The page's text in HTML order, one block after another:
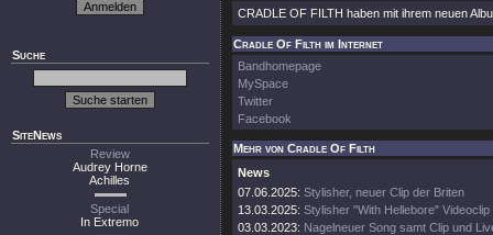
Suche
SiteNews
Review
Audrey Horne
Achilles
Special
In Extremo
CRADLE OF FILTH haben mit ihrem neuen
Cradle Of Filth im Internet
Bandhomepage
MySpace
Twitter
Facebook
Mehr von Cradle Of Filth
News
07.06.2025: Stylisher, neuer Clip der Briten
13.03.2025: Stylisher "With Hellebore" Videoclip
03.03.2023: Nagelneuer Song samt Clip und